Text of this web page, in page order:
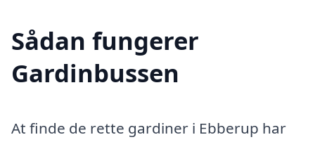
Sådan fungerer
Gardinbussen
At finde de rette gardiner i Ebberup har